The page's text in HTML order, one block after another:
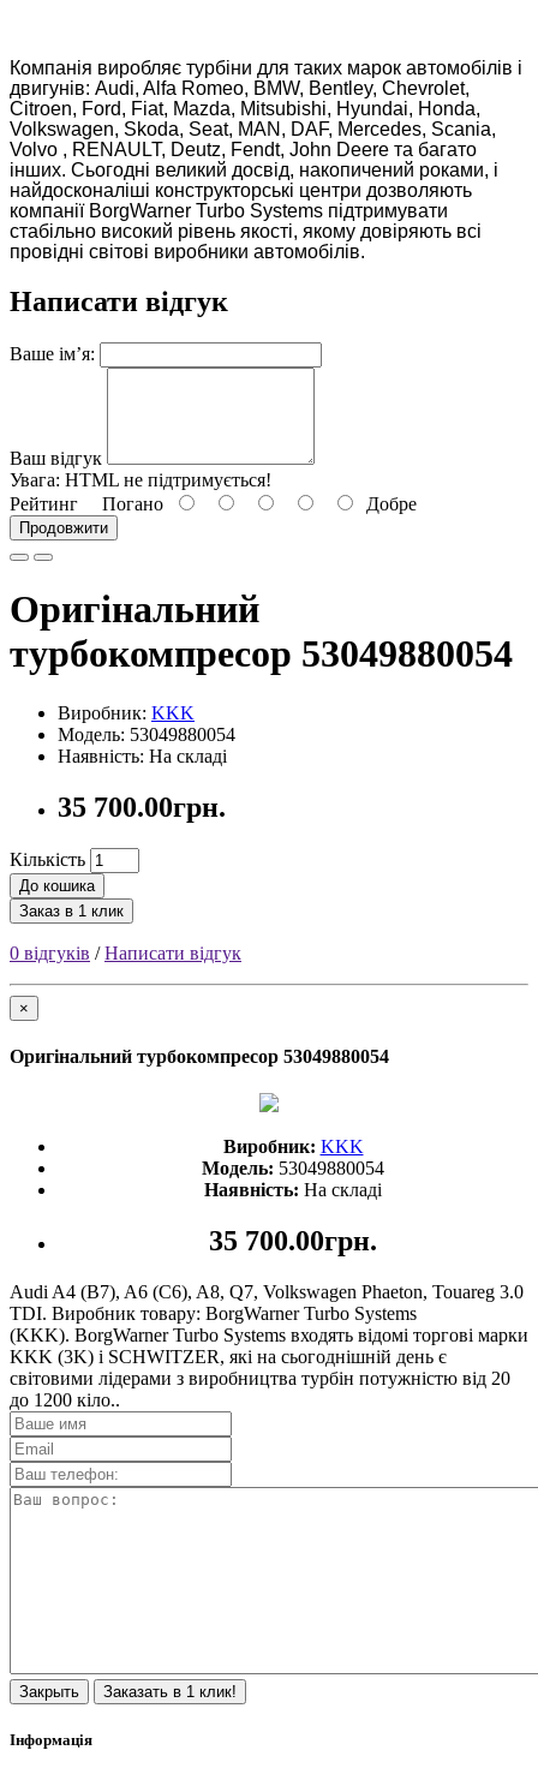
Компанія виробляє турбіни для таких марок автомобілів і
двигунів: Audi, Alfa Romeo, BMW, Bentley, Chevrolet,
Citroen, Ford, Fiat, Mazda, Mitsubishi, Hyundai, Honda,
Volkswagen, Skoda, Seat, MAN, DAF, Mercedes, Scania,
Volvo , RENAULT, Deutz, Fendt, John Deere та багато
інших. Сьогодні великий досвід, накопичений роками, і
найдосконаліші конструкторські центри дозволяють
компанії BorgWarner Turbo Systems підтримувати
стабільно високий рівень якості, якому довіряють всі
провідні світові виробники автомобілів.
Написати відгук
Ваше ім’я:
Ваш відгук
Увага: HTML не підтримується!
Рейтинг Погано Добре
Продовжити
Оригінальний
турбокомпресор 53049880054
Виробник: KKK
Модель: 53049880054
Наявність: На складі
35 700.00грн.
Кількість
До кошика
Заказ в 1 клик
0 відгуків /Написати відгук
×
Оригінальний турбокомпресор 53049880054
Виробник: KKK
Модель: 53049880054
Наявність: На складі
35 700.00грн.
Audi A4 (B7), A6 (C6), A8, Q7, Volkswagen Phaeton, Touareg 3.0
TDI. Виробник товару: BorgWarner Turbo Systems
(KKK). BorgWarner Turbo Systems входять відомі торгові марки
KKK (3K) і SCHWITZER, які на сьогоднішній день є
світовими лідерами з виробництва турбін потужністю від 20
до 1200 кіло..
Закрыть Заказать в 1 клик!
Інформація